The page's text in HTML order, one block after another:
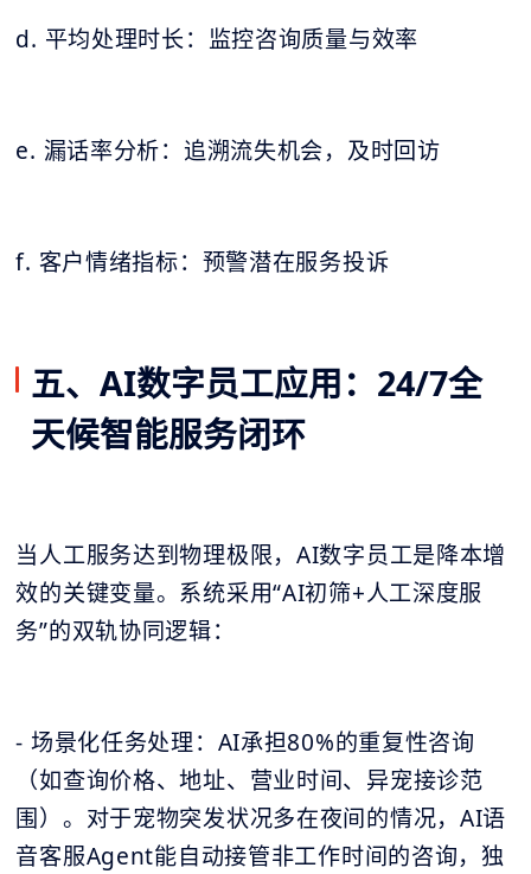
d. 平均处理时长：监控咨询质量与效率
e. 漏话率分析：追溯流失机会，及时回访
f. 客户情绪指标：预警潜在服务投诉
五、AI数字员工应用：24/7全
天候智能服务闭环
当人工服务达到物理极限，AI数字员工是降本增
效的关键变量。系统采用“AI初筛+人工深度服
务”的双轨协同逻辑：
- 场景化任务处理：AI承担80%的重复性咨询
（如查询价格、地址、营业时间、异宠接诊范
围）。对于宠物突发状况多在夜间的情况，AI语
音客服Agent能自动接管非工作时间的咨询，独